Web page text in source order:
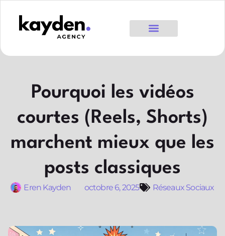
Pourquoi les vidéos
courtes (Reels, Shorts)
marchent mieux que les
posts classiques
Eren Kayden octobre 6, 2025 Réseaux Sociaux